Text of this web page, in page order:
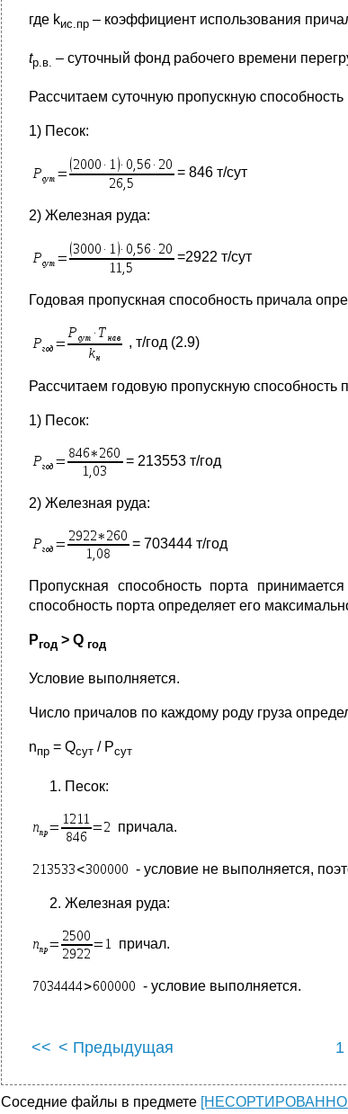
где kис.пр – коэффициент использования
tр.в. – суточный фонд рабочего времени
Рассчитаем суточную пропускную способность
1) Песок:
= 846 т/сут
2) Железная руда:
=2922 т/сут
Годовая пропускная способность причала
, т/год (2.9)
Рассчитаем годовую пропускную способность
1) Песок:
= 213553 т/год
2) Железная руда:
= 703444 т/год
Пропускная
способность порта
способность порта определяет его
Pгод > Q год
Условие выполняется.
Число причалов по каждому роду груза
nпр = Qсут / Рсут
Песок:
причала.
- условие не выполняется,
Железная руда:
причал.
- условие выполняется.
<< < Предыдущая 1
Соседние файлы в предмете